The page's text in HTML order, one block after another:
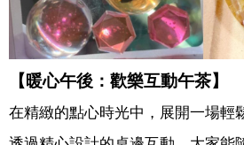
政
策
政
府
網
站
【暖心午後：歡樂互動午茶】
在精緻的點心時光中，展開一場輕